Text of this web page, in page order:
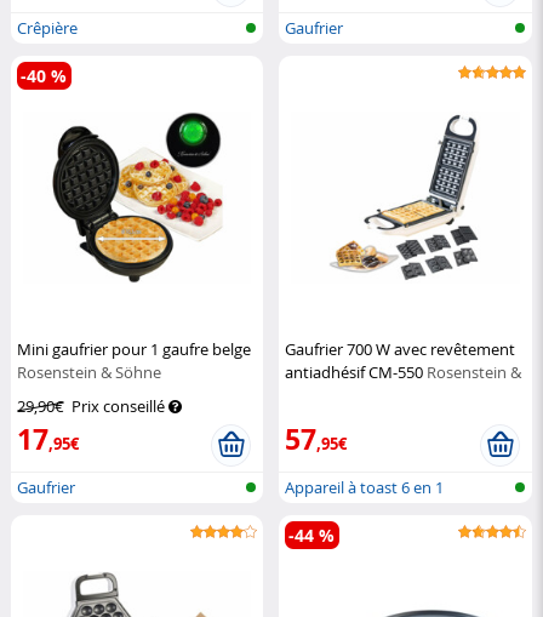
Crêpière
Gaufrier
Mini gaufrier pour 1 gaufre belge
Rosenstein & Söhne
29,90€ Prix conseillé
17,95€
-40 %
Gaufrier
Gaufrier 700 W avec revêtement
antiadhésif CM-550 Rosenstein &
57,95€
Appareil à toast 6 en 1
-44 %